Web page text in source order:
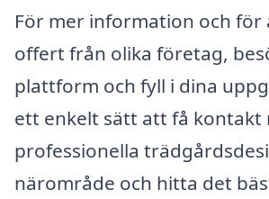
För mer information och för
offert från olika företag,
plattform och fyll i dina
ett enkelt sätt att få kontakt
professionella
närområde och hitta det